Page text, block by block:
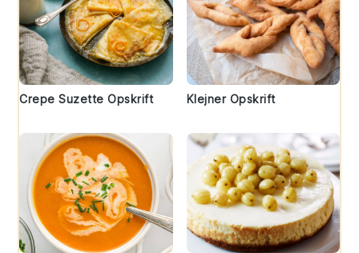
Crepe Suzette Opskrift Klejner Opskrift